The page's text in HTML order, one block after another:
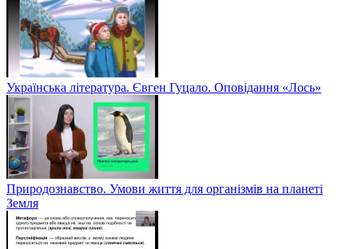
Українська література. Євген Гуцало. Оповідання «Лось»
Природознавство. Умови життя для організмів на планеті
Земля